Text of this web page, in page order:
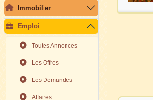
Immobilier
Emploi
Toutes Annonces
Les Offres
Les Demandes
Affaires